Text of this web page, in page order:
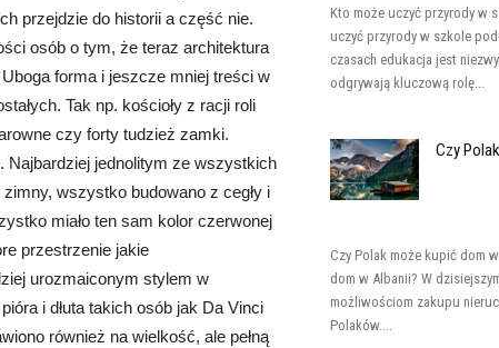
przejdzie do historii a część nie.
osób o tym, że teraz architektura
forma i jeszcze mniej treści w
Tak np. kościoły z racji roli
czy forty tudzież zamki.
Najbardziej jednolitym ze wszystkich
wszystko budowano z cegły i
miało ten sam kolor czerwonej
przestrzenie jakie
urozmaiconym stylem w
i dłuta takich osób jak Da Vinci
również na wielkość, ale pełną
Kto może uczyć przyrody w
uczyć przyrody w szkole
czasach edukacja jest
odgrywają kluczową rolę...
Czy
Czy Polak może kupić dom
dom w Albanii? W
możliwościom zakupu
Polaków....